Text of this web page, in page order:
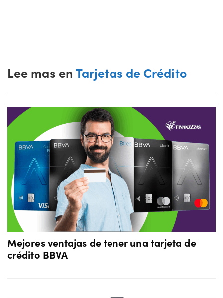
Lee mas en Tarjetas de Crédito
Mejores ventajas de tener una tarjeta de
crédito BBVA